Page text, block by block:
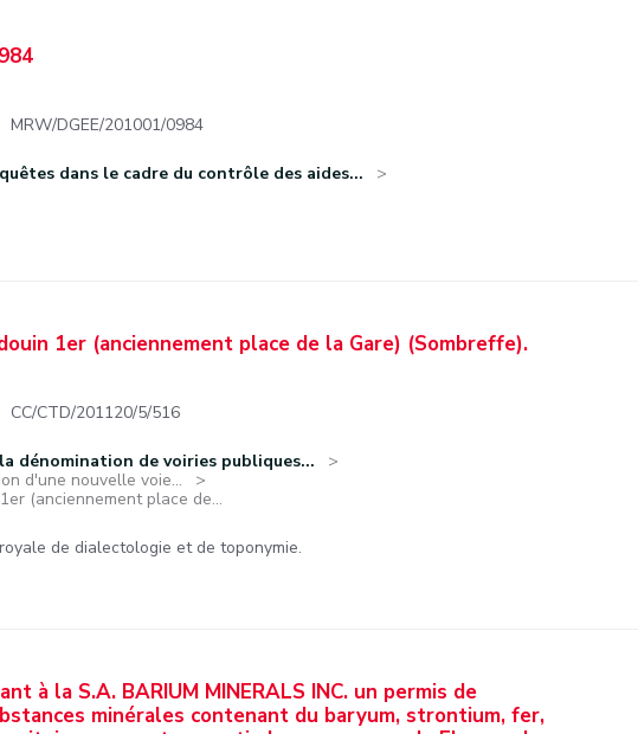
MRW/DGEE/201001/0984
dans le cadre du contrôle des aides...
1er (anciennement place de la Gare) (Sombreffe).
CC/CTD/201120/5/516
dénomination de voiries publiques...
d'une nouvelle voie...
(anciennement place de...
de dialectologie et de toponymie.
à la S.A. BARIUM MINERALS INC. un permis de
minérales contenant du baryum, strontium, fer,